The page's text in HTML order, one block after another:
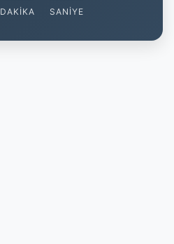
DAKIKA SANIYE